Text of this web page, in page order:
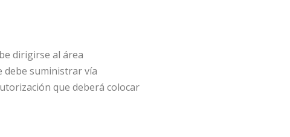
dirigirse al área
debe suministrar vía
que deberá colocar